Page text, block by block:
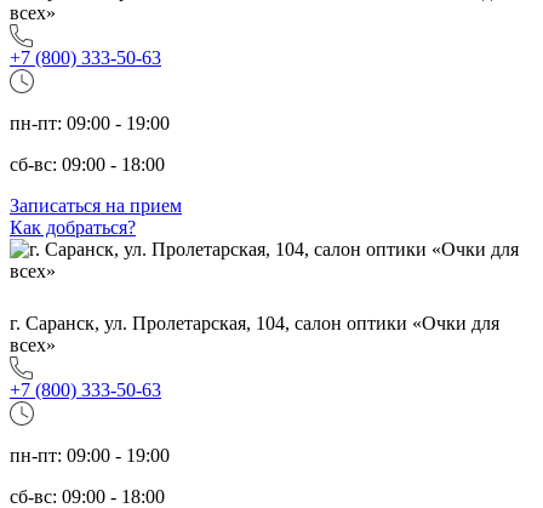
всех»
+7 (800) 333-50-63
пн-пт: 09:00 - 19:00
сб-вс: 09:00 - 18:00
Записаться на прием
Как добраться?
г. Саранск, ул. Пролетарская, 104, салон оптики «Очки для
всех»
+7 (800) 333-50-63
пн-пт: 09:00 - 19:00
сб-вс: 09:00 - 18:00